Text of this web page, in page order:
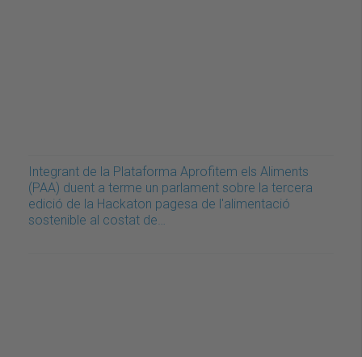
Integrant de la Plataforma Aprofitem els Aliments
(PAA) duent a terme un parlament sobre la tercera
edició de la Hackaton pagesa de l'alimentació
sostenible al costat de…